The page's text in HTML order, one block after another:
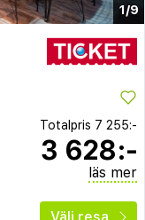
1/9
Totalpris 7 255:-
3 628:-
läs mer